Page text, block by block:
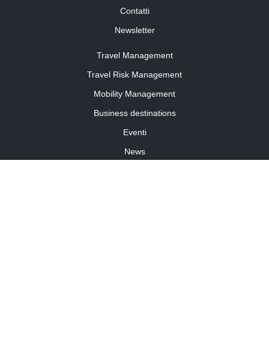
Contatti
Newsletter
Travel Management
Travel Risk Management
Mobility Management
Business destinations
Eventi
News